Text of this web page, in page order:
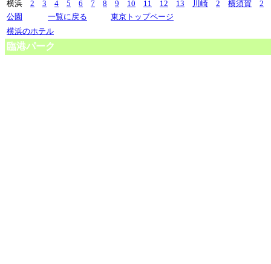
横浜 2 3 4 5 6 7 8 9 10 11 12 13 川崎 2 横須賀
2
公園
一覧に戻る
東京トップページ
横浜のホテル
臨港パーク